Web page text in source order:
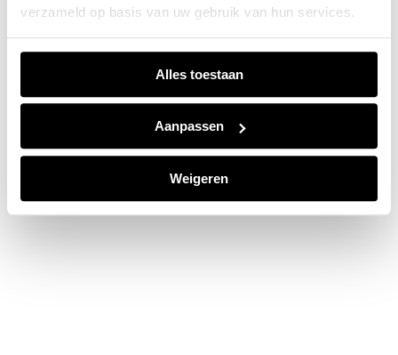
verzameld op basis van uw gebruik van hun services.
Alles toestaan
Aanpassen
Weigeren